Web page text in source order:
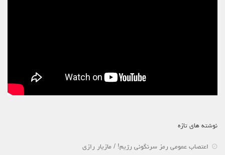
نوشته های تازه
اعتصاب عمومی رمز سرنگونی رژیم! / مازیار رازی